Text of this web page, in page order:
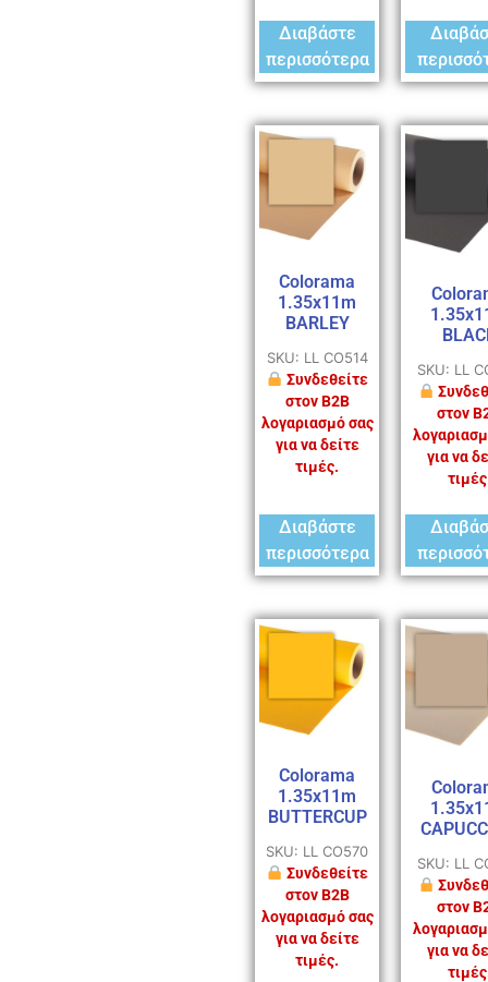
Διαβάστε
περισσότερα
Colorama
1.35x11m
BARLEY
SKU: LL CO514
Συνδεθείτε
στον B2B
λογαριασμό σας
για να δείτε
τιμές.
Διαβάστε
περισσότερα
SKU: LL
στον
για να
Colorama
1.35x11m
BUTTERCUP
SKU: LL CO570
Συνδεθείτε
στον B2B
λογαριασμό σας
για να δείτε
τιμές.
SKU: LL
στον
για να